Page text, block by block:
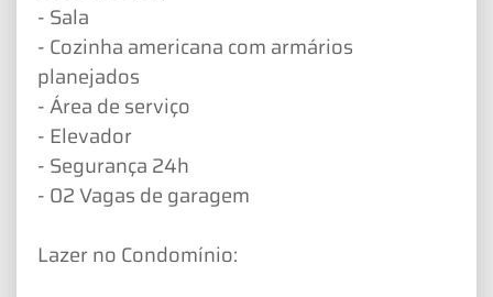
- Sala
- Cozinha americana com armários
planejados
- Área de serviço
- Elevador
- Segurança 24h
- 02 Vagas de garagem
Lazer no Condomínio: